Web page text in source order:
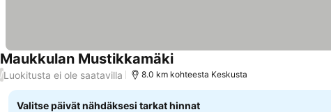
Maukkulan Mustikkamäki
/Luokitusta ei ole saatavilla 8.0 km kohteesta Keskusta
Valitse päivät nähdäksesi tarkat hinnat